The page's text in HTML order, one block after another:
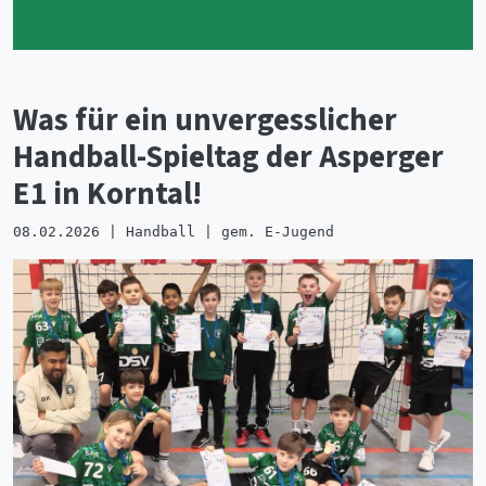
Was für ein unvergesslicher
Handball-Spieltag der Asperger
E1 in Korntal!
08.02.2026 | Handball | gem. E-Jugend